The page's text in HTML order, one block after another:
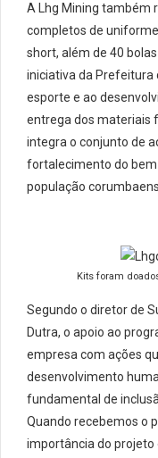
A Lhg Mining também
completos de
short, além de 40
iniciativa da Prefeitura
esporte e ao
entrega dos materiais
integra o conjunto de
fortalecimento do
população
Kits foram
Segundo o diretor de
Dutra, o apoio ao
empresa com ações
desenvolvimento
fundamental de
Quando recebemos o
importância do projeto